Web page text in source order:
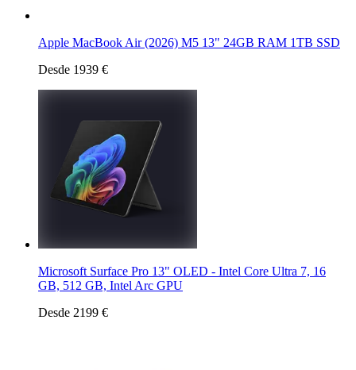
Apple MacBook Air (2026) M5 13" 24GB RAM 1TB SSD
Desde 1939 €
Microsoft Surface Pro 13" OLED - Intel Core Ultra 7, 16
GB, 512 GB, Intel Arc GPU
Desde 2199 €